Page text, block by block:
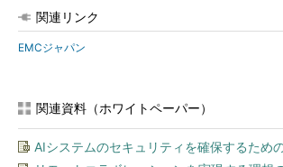
関連リンク
EMCジャパン
関連資料（ホワイトペーパー）
AIシステムのセキュリティを確保するため